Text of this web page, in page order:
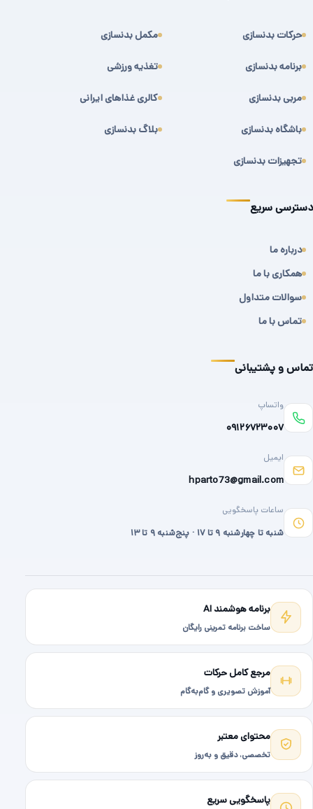
حرکات بدنسازی
برنامه بدنسازی
مربی بدنسازی
باشگاه بدنسازی
تجهیزات بدنسازی
مکمل بدنسازی
تغذیه ورزشی
کالری غذاهای ایرانی
بلاگ بدنسازی
دسترسی سریع
درباره ما
همکاری با ما
سوالات متداول
تماس با ما
تماس و پشتیبانی
واتساپ
۰۹۱۲۶۷۲۳۰۰۷
ایمیل
hparto73@gmail.com
ساعات پاسخگویی
شنبه تا چهارشنبه ۹ تا ۱۷ · پنج‌شنبه ۹ تا ۱۳
برنامه هوشمند AI
ساخت برنامه تمرینی رایگان
مرجع کامل حرکات
آموزش تصویری و گام‌به‌گام
محتوای معتبر
تخصصی، دقیق و به‌روز
پاسخگویی سریع